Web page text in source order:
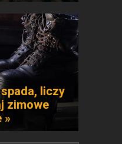
liczy
zimowe
»